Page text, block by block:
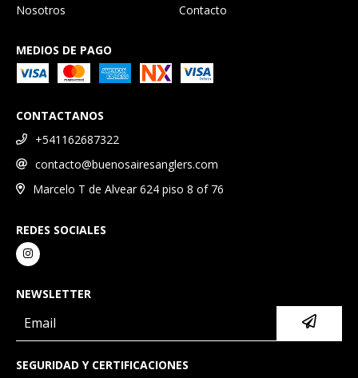
Nosotros Contacto
MEDIOS DE PAGO
CONTACTANOS
+541162687322
contacto@buenosairesanglers.com
Marcelo T de Alvear 624 piso 8 of 76
REDES SOCIALES
NEWSLETTER
SEGURIDAD Y CERTIFICACIONES